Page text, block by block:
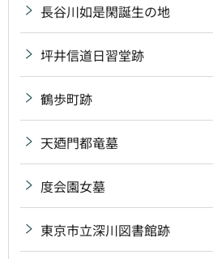
長谷川如是閑誕生の地
坪井信道日習堂跡
鶴歩町跡
天廼門都竜墓
度会園女墓
東京市立深川図書館跡